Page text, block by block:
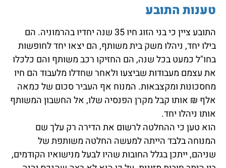
טענות התובע
התובע ציין כי בני הזוג חיו 35 שנה יחדיו בהרמוניה. הם
בילו יחד, ניהלו משק בית משותף, הם יצאו יחד לחופשות
בחו"ל כמעט בכל שנה, הם החזיקו רכב משותף והם כלכלו
את עצמם מעבודות שביצעו ולאחר שחדלו מלעבוד הם חיו
מחסכונות ומקצבאות. המנוח אף העביר סכום של כמאה
אלף ₪ אותו קבל מקרן הפנסיה שלו, אל החשבון המשותף
אותו ניהלו יחד.
הוא טען כי ההחלטה לרשום את הדירה רק עלך שם
המנוחה בלבד הייתה למעשה החלטה משותפת של
שניהם, ייתכן בגלל החובות שהיו לבעל מנישואיו הקודמים,